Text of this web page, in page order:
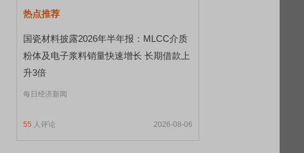
热点推荐
国瓷材料披露2026年半年报：MLCC介质
粉体及电子浆料销量快速增长 长期借款上
升3倍
每日经济新闻
55 人评论 2026-08-06